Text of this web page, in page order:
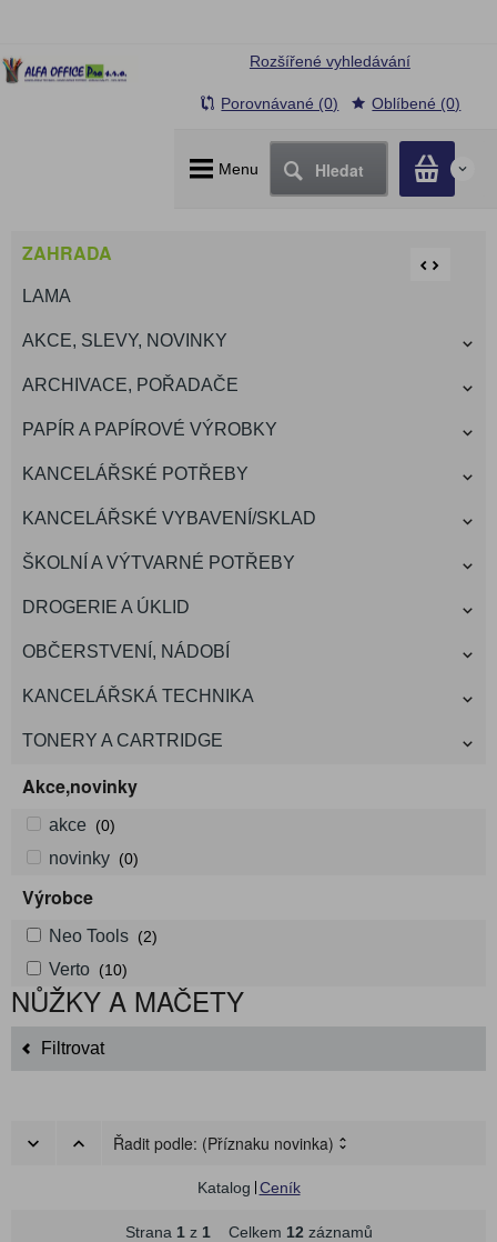
Menu Hledat 0
Rozšířené vyhledávání
Porovnávané (0) Oblíbené (0)
ZAHRADA
LAMA
AKCE, SLEVY, NOVINKY
ARCHIVACE, POŘADAČE
PAPÍR A PAPÍROVÉ VÝROBKY
KANCELÁŘSKÉ POTŘEBY
KANCELÁŘSKÉ VYBAVENÍ/SKLAD
ŠKOLNÍ A VÝTVARNÉ POTŘEBY
DROGERIE A ÚKLID
OBČERSTVENÍ, NÁDOBÍ
KANCELÁŘSKÁ TECHNIKA
TONERY A CARTRIDGE
Akce,novinky
akce (0)
novinky (0)
Výrobce
Neo Tools (2)
Verto (10)
NŮŽKY A MAČETY
Filtrovat
Řadit podle: (Příznaku novinka)
Katalog Ceník
Strana 1z 1Celkem 12 záznamů